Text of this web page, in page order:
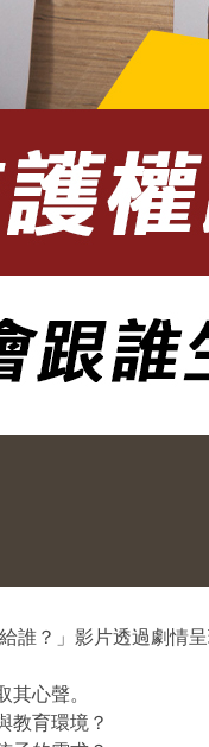
誰？」影片透過劇情
其心聲。
教育環境？